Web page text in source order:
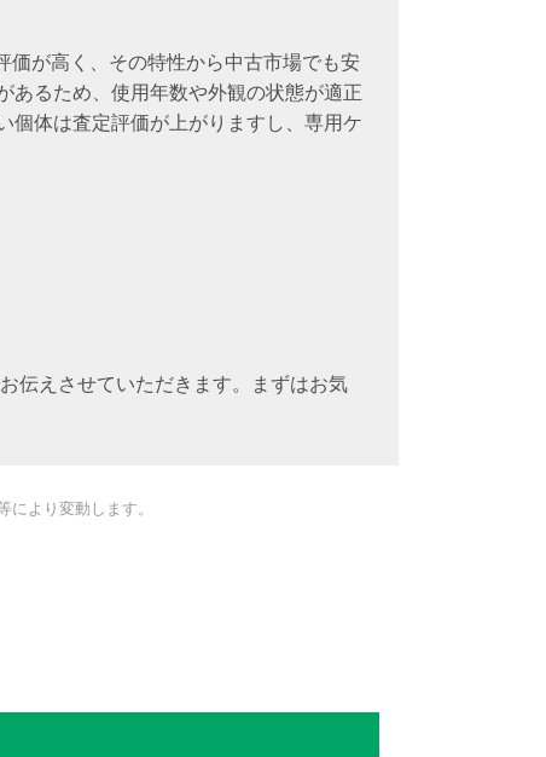
価が高く、その特性から中古市場でも安
あるため、使用年数や外観の状態が適正
個体は査定評価が上がりますし、専用ケ
伝えさせていただきます。まずはお気
より変動します。